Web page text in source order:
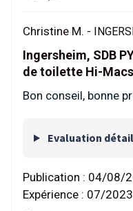
Christine M. -
Ingersheim, SDB
de toilette Hi-
Bon conseil, bonne
Evaluation
Publication : 04/08/
Expérience : 07/2023